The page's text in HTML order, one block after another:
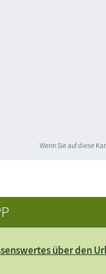
Wenn Sie auf diese
über den